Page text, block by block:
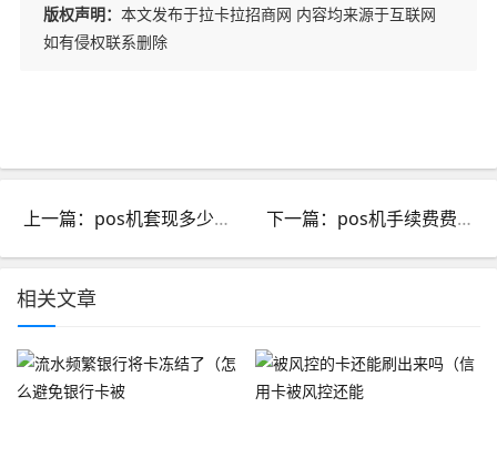
版权声明： 本文发布于拉卡拉招商网 内容均来源于互联网
如有侵权联系删除
上一篇：pos机套现多少会被抓_pos机套现多少犯罪 下一篇：pos机手续费费率多少算正常_pos机费率怎么算手续费
相关文章